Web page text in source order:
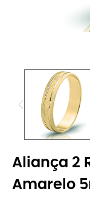
Aliança 2
Amarelo